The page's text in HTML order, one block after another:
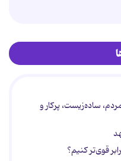
ساده‌زیست، پرکار و